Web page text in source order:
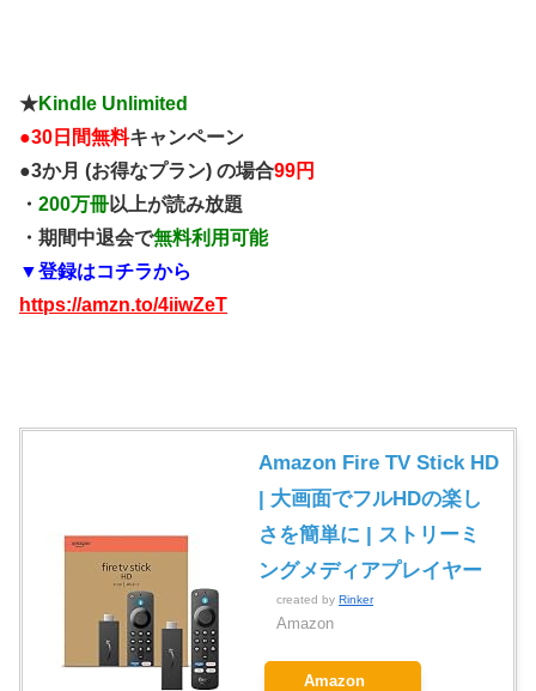
★Kindle Unlimited
●30日間無料キャンペーン
●3か月 (お得なプラン) の場合99円
・ 200万冊以上が読み放題
・期間中退会で無料利用可能
▼登録はコチラから
https://amzn.to/4iiwZeT
Amazon Fire TV Stick HD
| 大画面でフルHDの楽し
さを簡単に | ストリーミ
ングメディアプレイヤー
created by Rinker
Amazon
Amazon